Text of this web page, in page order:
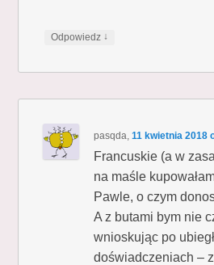
Odpowiedz ↓
pasqda,11 kwietnia 2018
Francuskie (a w
na maśle
Pawle, o czym
A z butami bym nie
wnioskując po
doświadczeniach –